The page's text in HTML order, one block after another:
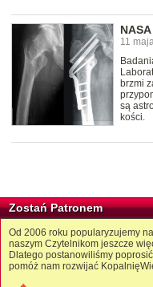
11
brzmi
są
kości.
Zostań Patronem
Od 2006 roku popularyzujemy
naszym Czytelnikom jeszcze
Dlatego postanowiliśmy
pomóż nam rozwijać